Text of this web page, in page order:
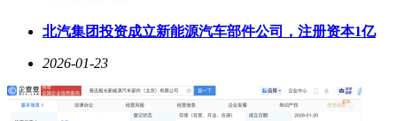
北汽集团投资成立新能源汽车部件公司，注册资本1亿
2026-01-23